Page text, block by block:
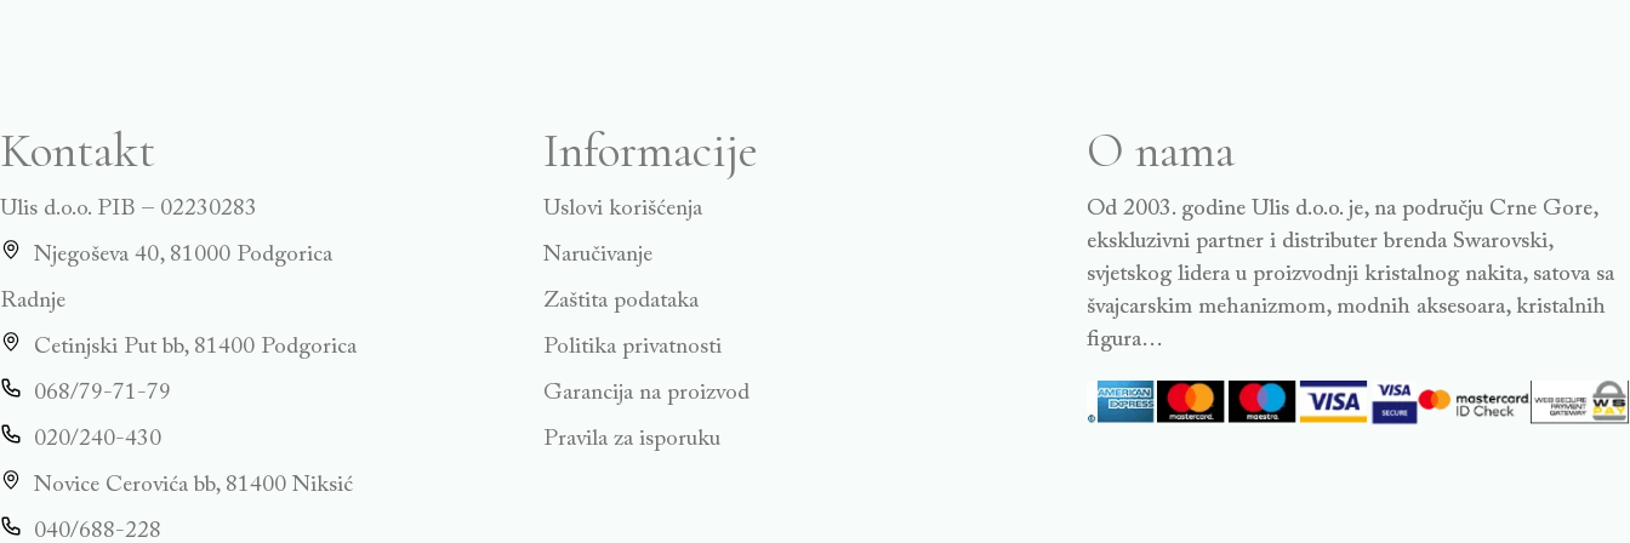
Kontakt
Ulis d.o.o. PIB – 02230283
Njegoševa 40, 81000 Podgorica
Radnje
Cetinjski Put bb, 81400 Podgorica
068/79-71-79
020/240-430
Novice Cerovića bb, 81400 Niksić
040/688-228
Informacije
Uslovi korišćenja
Naručivanje
Zaštita podataka
Politika privatnosti
Garancija na proizvod
Pravila za isporuku
O nama
Od 2003. godine Ulis d.o.o. je, na području Crne Gore,
ekskluzivni partner i distributer brenda Swarovski,
svjetskog lidera u proizvodnji kristalnog nakita, satova sa
švajcarskim mehanizmom, modnih aksesoara, kristalnih
figura…